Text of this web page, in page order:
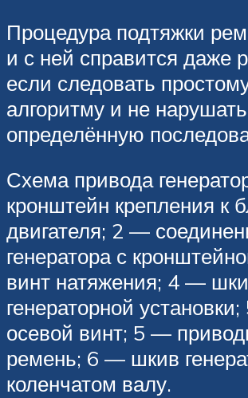
Процедура подтяжки
и с ней справится даже
если следовать
алгоритму и не нарушать
определённую
Схема привода
кронштейн крепления к
двигателя; 2 —
генератора с
винт натяжения; 4 —
генераторной
осевой винт; 5 —
ремень; 6 — шкив
коленчатом валу.